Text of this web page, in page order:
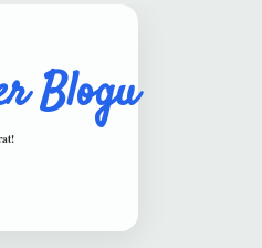
Blogu